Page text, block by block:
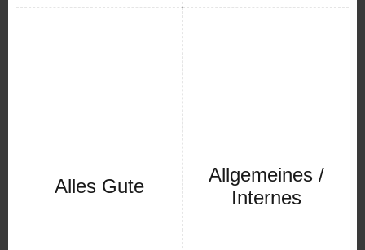
Alles Gute
Allgemeines /
Internes